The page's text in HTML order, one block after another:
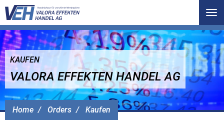
Home Orders Kaufen
KAUFEN
VALORA EFFEKTEN HANDEL AG